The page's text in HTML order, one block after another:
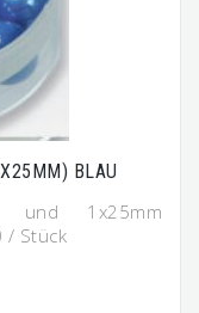
BLAU
und 1x25mm
/ Stück